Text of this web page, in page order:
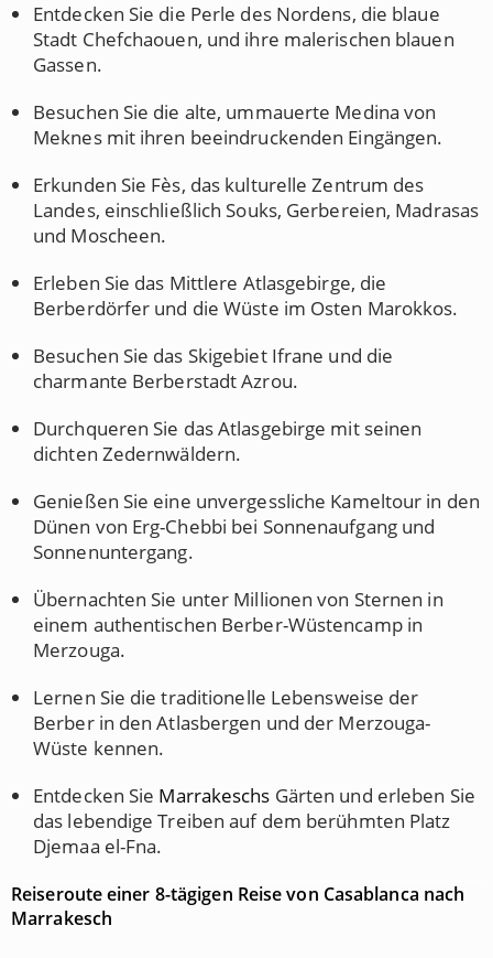
Entdecken Sie die Perle des Nordens, die blaue
Stadt Chefchaouen, und ihre malerischen blauen
Gassen.
Besuchen Sie die alte, ummauerte Medina von
Meknes mit ihren beeindruckenden Eingängen.
Erkunden Sie Fès, das kulturelle Zentrum des
Landes, einschließlich Souks, Gerbereien, Madrasas
und Moscheen.
Erleben Sie das Mittlere Atlasgebirge, die
Berberdörfer und die Wüste im Osten Marokkos.
Besuchen Sie das Skigebiet Ifrane und die
charmante Berberstadt Azrou.
Durchqueren Sie das Atlasgebirge mit seinen
dichten Zedernwäldern.
Genießen Sie eine unvergessliche Kameltour in den
Dünen von Erg-Chebbi bei Sonnenaufgang und
Sonnenuntergang.
Übernachten Sie unter Millionen von Sternen in
einem authentischen Berber-Wüstencamp in
Merzouga.
Lernen Sie die traditionelle Lebensweise der
Berber in den Atlasbergen und der Merzouga-
Wüste kennen.
Entdecken Sie Marrakeschs Gärten und erleben Sie
das lebendige Treiben auf dem berühmten Platz
Djemaa el-Fna.
Reiseroute einer 8-tägigen Reise von Casablanca nach
Marrakesch